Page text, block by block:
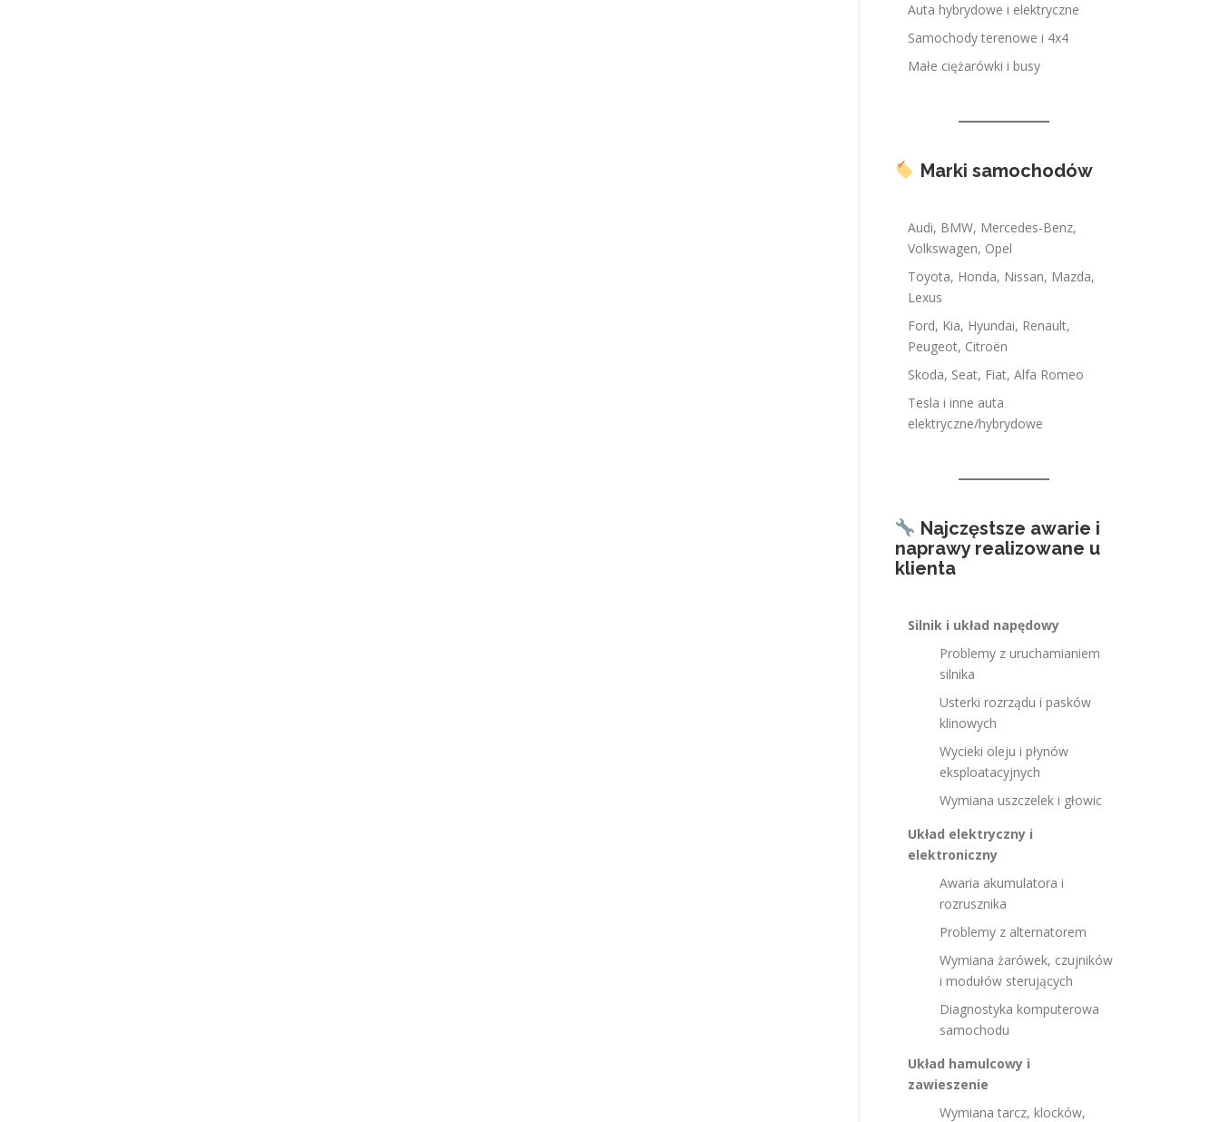
Auta hybrydowe i elektryczne
Samochody terenowe i 4x4
Małe ciężarówki i busy
Marki samochodów
Audi, BMW, Mercedes-Benz,
Volkswagen, Opel
Toyota, Honda, Nissan, Mazda,
Lexus
Ford, Kia, Hyundai, Renault,
Peugeot, Citroën
Skoda, Seat, Fiat, Alfa Romeo
Tesla i inne auta
elektryczne/hybrydowe
Najczęstsze awarie i
naprawy realizowane u
klienta
Silnik i układ napędowy
Problemy z uruchamianiem
silnika
Usterki rozrządu i pasków
klinowych
Wycieki oleju i płynów
eksploatacyjnych
Wymiana uszczelek i głowic
Układ elektryczny i
elektroniczny
Awaria akumulatora i
rozrusznika
Problemy z alternatorem
Wymiana żarówek, czujników
i modułów sterujących
Diagnostyka komputerowa
samochodu
Układ hamulcowy i
zawieszenie
Wymiana tarcz, klocków,